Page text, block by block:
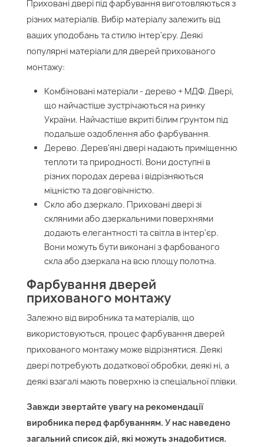
Приховані двері під фарбування виготовляються з
різних матеріалів. Вибір матеріалу залежить від
ваших уподобань та стилю інтер'єру. Деякі
популярні матеріали для дверей прихованого
монтажу:
Комбіновані матеріали - дерево + МДФ. Двері,
що найчастіше зустрічаються на ринку
України. Найчастіше вкриті білим ґрунтом під
подальше оздоблення або фарбування.
Дерево. Дерев'яні двері надають приміщенню
теплоти та природності. Вони доступні в
різних породах дерева і відрізняються
міцністю та довговічністю.
Скло або дзеркало. Приховані двері зі
скляними або дзеркальними поверхнями
додають елегантності та світла в інтер'єр.
Вони можуть бути виконані з фарбованого
скла або дзеркала на всю площу полотна.
Фарбування дверей
прихованого монтажу
Залежно від виробника та матеріалів, що
використовуються, процес фарбування дверей
прихованого монтажу може відрізнятися. Деякі
двері потребують додаткової обробки, деякі ні, а
деякі взагалі мають поверхню із спеціальної плівки.
Завжди звертайте увагу на рекомендації
виробника перед фарбуванням. У нас наведено
загальний список дій, які можуть знадобитися.